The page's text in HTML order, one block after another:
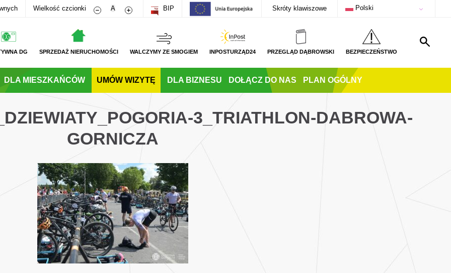
Wielkość czcionki Zmniejsz rozmiar czcionki
A Zwiększ rozmiar czcionki
BIP Skróty klawiszowe Polski
DG SPRZEDAŻ NIERUCHOMOŚCI WALCZYMY ZE SMOGIEM INPOSTURZĄD24 PRZEGLĄD DĄBROWSKI BEZPIECZEŃSTWO
DLA MIESZKAŃCÓW UMÓW WIZYTĘ DLA BIZNESU DOŁĄCZ DO NAS PLAN OGÓLNY
3_TRIATHLON-DABROWA-
GORNICZA